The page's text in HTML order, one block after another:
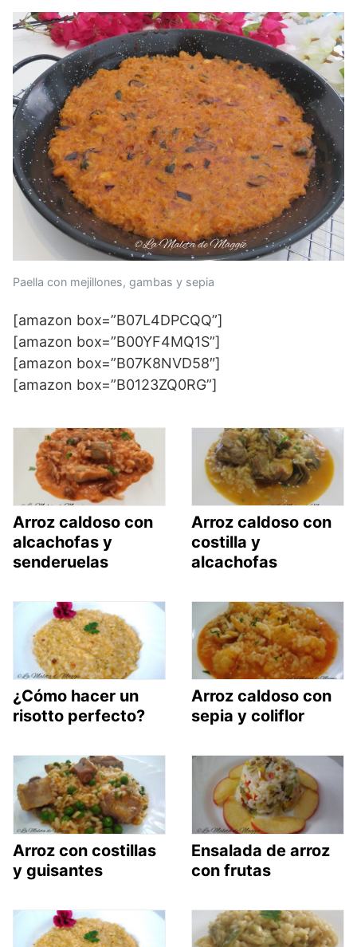
Paella con mejillones, gambas y sepia
[amazon box=”B07L4DPCQQ”]
[amazon box=”B00YF4MQ1S”]
[amazon box=”B07K8NVD58″]
[amazon box=”B0123ZQ0RG”]
Arroz caldoso con
alcachofas y
senderuelas
Arroz caldoso con
costilla y
alcachofas
¿Cómo hacer un
risotto perfecto?
Arroz caldoso con
sepia y coliflor
Arroz con costillas
y guisantes
Ensalada de arroz
con frutas